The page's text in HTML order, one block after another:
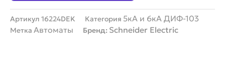
Артикул 16224DEK Категория 5кА и 6кА ДИФ-103
Метка Автоматы Бренд: Schneider Electric